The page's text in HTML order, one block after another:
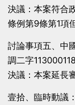
決議：本案符合
條例第9條第1項
討論事項五、中
調二字
決議：本案延長
壹拾、臨時動議